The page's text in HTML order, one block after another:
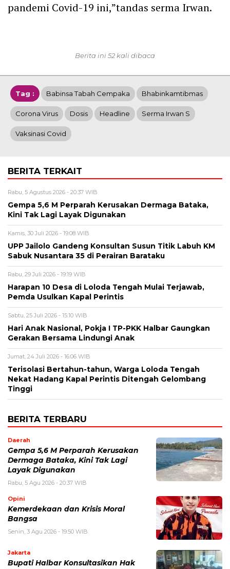
pandemi Covid-19 ini,”tandas serma Irwan.
Berita ini 52 kali dibaca
Tag : Babinsa Tabah Cempaka Bhabinkamtibmas
Corona Virus Dosis Headline Serma Irwan S
Vaksinasi Covid
BERITA TERKAIT
Rabu, 5 Agustus 2026 - 20:37 WIB
Gempa 5,6 M Perparah Kerusakan Dermaga Bataka,
Kini Tak Lagi Layak Digunakan
Kamis, 30 Juli 2026 - 19:08 WIB
UPP Jailolo Gandeng Konsultan Susun Titik Labuh KM
Sabuk Nusantara 35 di Perairan Barataku
Rabu, 29 Juli 2026 - 19:19 WIB
Harapan 10 Desa di Loloda Tengah Mulai Terjawab,
Pemda Usulkan Kapal Perintis
Sabtu, 25 Juli 2026 - 15:10 WIB
Hari Anak Nasional, Pokja I TP-PKK Halbar Gaungkan
Gerakan Bersama Lindungi Anak
Jumat, 24 Juli 2026 - 16:06 WIB
Terisolasi Bertahun-tahun, Warga Loloda Tengah
Nekat Hadang Kapal Perintis Ditengah Gelombang
Tinggi
BERITA TERBARU
Daerah
Gempa 5,6 M Perparah Kerusakan
Dermaga Bataka, Kini Tak Lagi
Layak Digunakan
Rabu, 5 Agu 2026 - 20:37 WIB
Opini
Kemerdekaan dan Krisis Moral
Bangsa
Senin, 3 Agu 2026 - 19:50 WIB
Jakarta
Bupati Halbar Konsultasikan Hak